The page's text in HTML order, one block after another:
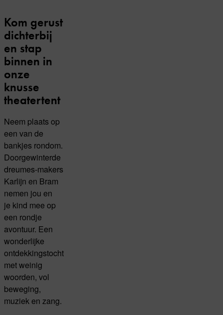
Kom gerust
dichterbij
en stap
binnen in
onze
knusse
theatertent
Neem plaats op
een van de
bankjes rondom.
Doorgewinterde
dreumes-makers
Karlijn en Bram
nemen jou en
je kind mee op
een rondje
avontuur. Een
wonderlijke
ontdekkingstocht
met weinig
woorden, vol
beweging,
muziek en zang.